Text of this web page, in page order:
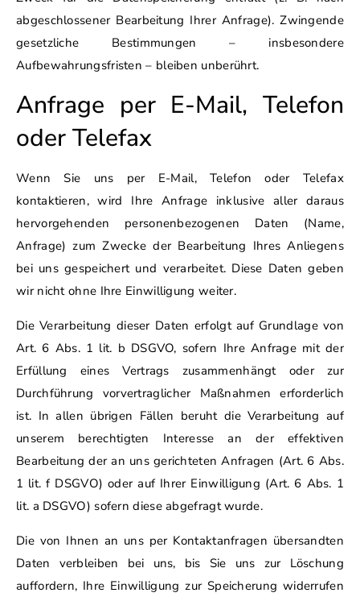
abgeschlossener Bearbeitung Ihrer Anfrage). Zwingende
gesetzliche Bestimmungen – insbesondere
Aufbewahrungsfristen – bleiben unberührt.
Anfrage per E-Mail, Telefon
oder Telefax
Wenn Sie uns per E-Mail, Telefon oder Telefax
kontaktieren, wird Ihre Anfrage inklusive aller daraus
hervorgehenden personenbezogenen Daten (Name,
Anfrage) zum Zwecke der Bearbeitung Ihres Anliegens
bei uns gespeichert und verarbeitet. Diese Daten geben
wir nicht ohne Ihre Einwilligung weiter.
Die Verarbeitung dieser Daten erfolgt auf Grundlage von
Art. 6 Abs. 1 lit. b DSGVO, sofern Ihre Anfrage mit der
Erfüllung eines Vertrags zusammenhängt oder zur
Durchführung vorvertraglicher Maßnahmen erforderlich
ist. In allen übrigen Fällen beruht die Verarbeitung auf
unserem berechtigten Interesse an der effektiven
Bearbeitung der an uns gerichteten Anfragen (Art. 6 Abs.
1 lit. f DSGVO) oder auf Ihrer Einwilligung (Art. 6 Abs. 1
lit. a DSGVO) sofern diese abgefragt wurde.
Die von Ihnen an uns per Kontaktanfragen übersandten
Daten verbleiben bei uns, bis Sie uns zur Löschung
auffordern, Ihre Einwilligung zur Speicherung widerrufen